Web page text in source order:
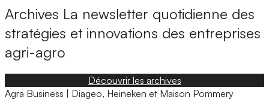
Archives La newsletter quotidienne des
stratégies et innovations des entreprises
agri-agro
Découvrir les archives
Agra Business | Diageo, Heineken et Maison Pommery